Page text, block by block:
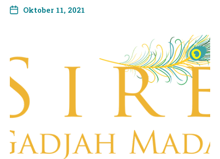
Oktober 11, 2021